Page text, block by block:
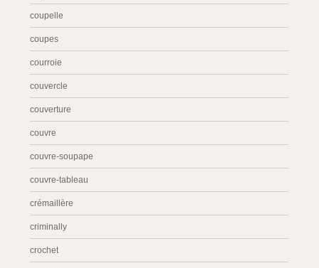
coupelle
coupes
courroie
couvercle
couverture
couvre
couvre-soupape
couvre-tableau
crémaillère
criminally
crochet